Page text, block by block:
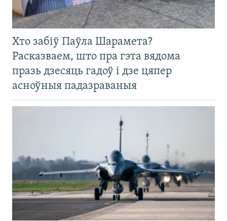
Хто забіў Паўла Шарамета?
Расказваем, што пра гэта вядома
празь дзесяць гадоў і дзе цяпер
асноўныя падазраваныя